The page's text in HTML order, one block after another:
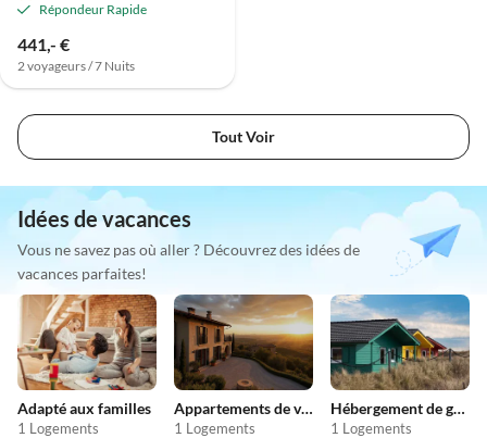
Répondeur Rapide
441,- €
2 voyageurs / 7 Nuits
Tout Voir
Idées de vacances
Vous ne savez pas où aller ? Découvrez des idées de
vacances parfaites!
Adapté aux familles
1 Logements
Appartements de vacances pas chers
1 Logements
Hébergement de groupe
1 Logements